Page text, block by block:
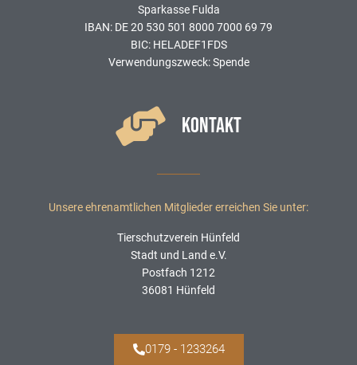
Sparkasse Fulda
IBAN: DE 20 530 501 8000 7000 69 79
BIC: HELADEF1FDS
Verwendungszweck: Spende
KONTAKT
Unsere ehrenamtlichen Mitglieder erreichen Sie unter:
Tierschutzverein Hünfeld
Stadt und Land e.V.
Postfach 1212
36081 Hünfeld
0179 - 1233264